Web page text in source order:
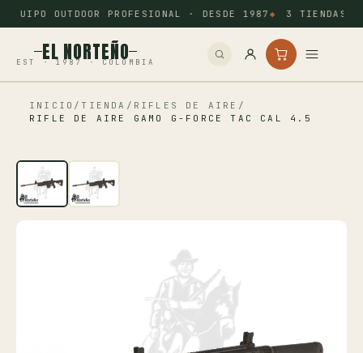
EQUIPO OUTDOOR PROFESIONAL · DESDE 1987 3 TIENDAS:
EL NORTEÑO
EST · 1987 · COLOMBIA
Inicio
Camping
INICIO / TIENDA / RIFLES DE AIRE /
RIFLE DE AIRE GAMO G-FORCE TAC CAL 4.5